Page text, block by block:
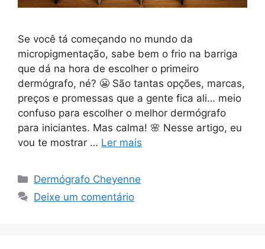
Se você tá começando no mundo da
micropigmentação, sabe bem o frio na barriga
que dá na hora de escolher o primeiro
dermógrafo, né? 😬 São tantas opções, marcas,
preços e promessas que a gente fica ali… meio
confuso para escolher o melhor dermógrafo
para iniciantes. Mas calma! 🌸 Nesse artigo, eu
vou te mostrar … Ler mais
Categorias
Dermógrafo Cheyenne
Deixe um comentário